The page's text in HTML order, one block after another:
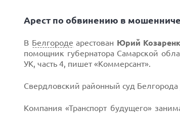
Арест по обвинению в
В Белгороде арестован Юрий
помощник губернатора Самарской
УК, часть 4, пишет «Коммерсант».
Свердловский районный суд Белгорода
Компания «Транспорт будущего»